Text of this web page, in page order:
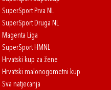
SuperSport Prva NL
SuperSport Druga NL
Magenta Liga
SuperSport HMNL
Hrvatski kup za žene
Hrvatski malonogometni kup
Sva natjecanja